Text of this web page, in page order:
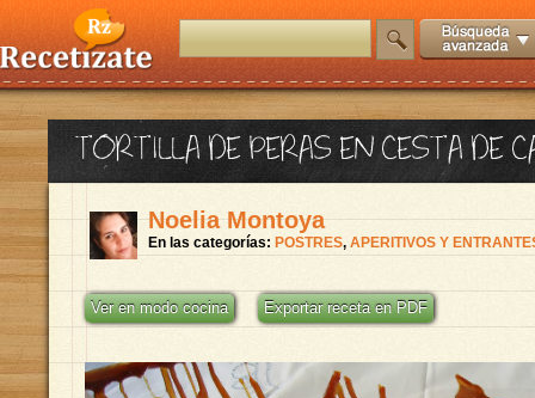
TORTILLA DE PERAS EN CESTA DE
Noelia Montoya
En las categorías: POSTRES, APERITIVOS Y
Ver en modo cocina Exportar receta en PDF